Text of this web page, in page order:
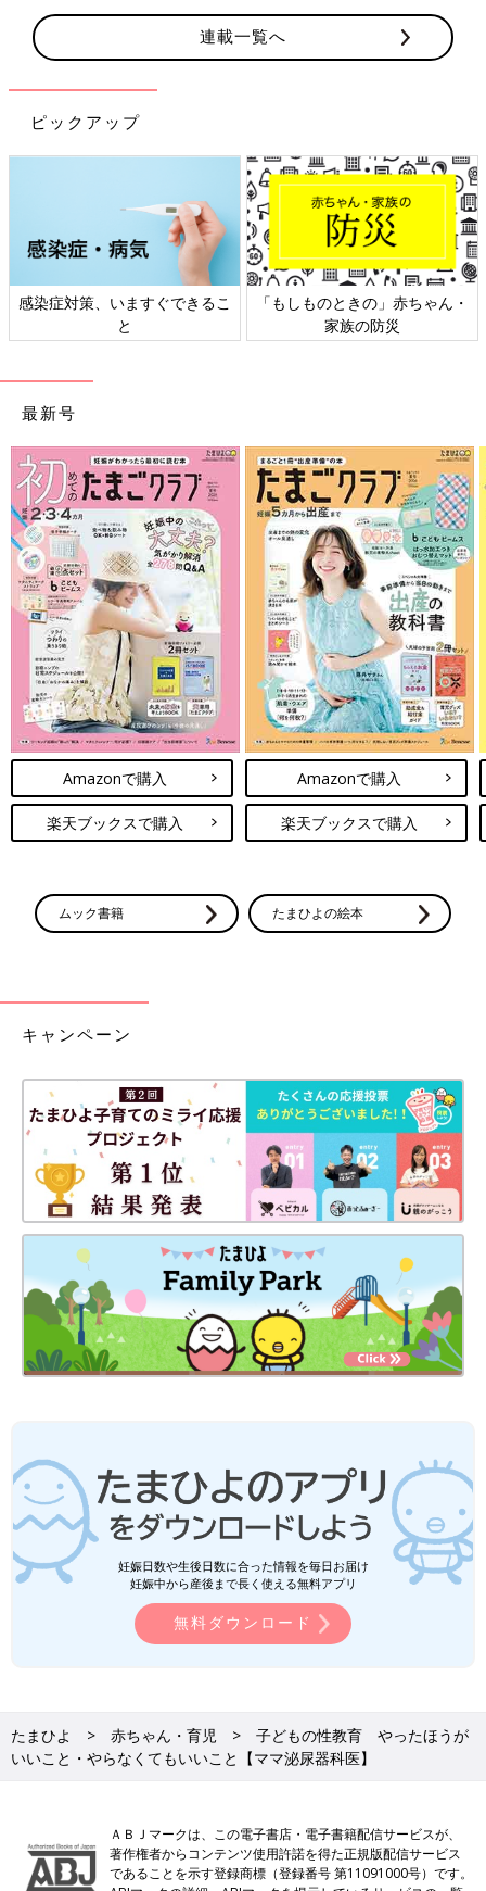
連載一覧へ
ピックアップ
感染症対策、いますぐできるこ
と
「もしものときの」赤ちゃん・
家族の防災
最新号
Amazonで購入
楽天ブックスで購入
Amazonで購入
楽天ブックスで購入
ムック書籍 たまひよの絵本
キャンペーン
妊娠日数や生後日数に合った情報を毎日お届け
妊娠中から産後まで長く使える無料アプリ
無料ダウンロード
たまひよ 赤ちゃん・育児
子どもの性教育 やったほうが
いいこと・やらなくてもいいこと【ママ泌尿器科医】
ＡＢＪマークは、この電子書店・電子書籍配信サービスが、
著作権者からコンテンツ使用許諾を得た正規版配信サービス
であることを示す登録商標（登録番号 第11091000号）です。